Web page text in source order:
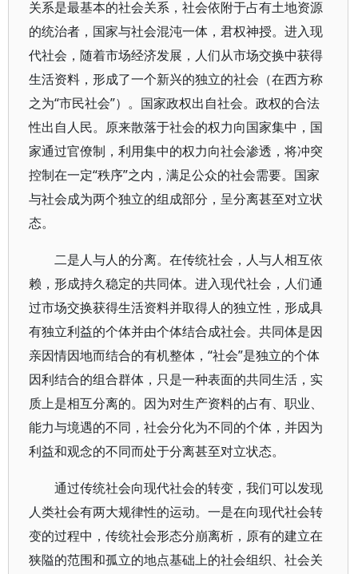
关系是最基本的社会关系，社会依附于占有土地资源
的统治者，国家与社会混沌一体，君权神授。进入现
代社会，随着市场经济发展，人们从市场交换中获得
生活资料，形成了一个新兴的独立的社会（在西方称
之为“市民社会”）。国家政权出自社会。政权的合法
性出自人民。原来散落于社会的权力向国家集中，国
家通过官僚制，利用集中的权力向社会渗透，将冲突
控制在一定“秩序”之内，满足公众的社会需要。国家
与社会成为两个独立的组成部分，呈分离甚至对立状
态。
二是人与人的分离。在传统社会，人与人相互依
赖，形成持久稳定的共同体。进入现代社会，人们通
过市场交换获得生活资料并取得人的独立性，形成具
有独立利益的个体并由个体结合成社会。共同体是因
亲因情因地而结合的有机整体，“社会”是独立的个体
因利结合的组合群体，只是一种表面的共同生活，实
质上是相互分离的。因为对生产资料的占有、职业、
能力与境遇的不同，社会分化为不同的个体，并因为
利益和观念的不同而处于分离甚至对立状态。
通过传统社会向现代社会的转变，我们可以发现
人类社会有两大规律性的运动。一是在向现代社会转
变的过程中，传统社会形态分崩离析，原有的建立在
狭隘的范围和孤立的地点基础上的社会组织、社会关